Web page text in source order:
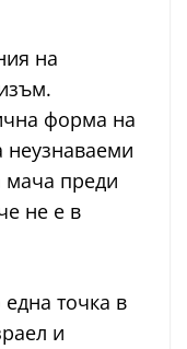
на
форма на
неузнаваеми
мача преди
не е в
точка в
и